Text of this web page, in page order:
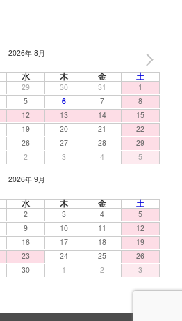
2026年 8月
水 木 金 土
29 30 31
1
5 6 7
8
12 13 14
15
19 20 21
22
26 27 28
29
2 3 4 5
2026年 9月
水 木 金 土
2 3 4
5
9 10 11
12
16 17 18
19
23 24 25
26
30 1 2 3